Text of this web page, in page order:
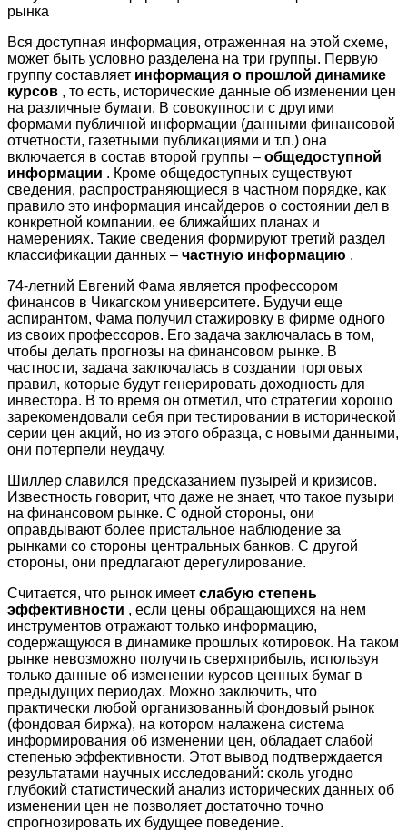
рынка
Вся доступная информация, отраженная на этой схеме,
может быть условно разделена на три группы. Первую
группу составляет информация о прошлой динамике
курсов , то есть, исторические данные об изменении цен
на различные бумаги. В совокупности с другими
формами публичной информации (данными финансовой
отчетности, газетными публикациями и т.п.) она
включается в состав второй группы – общедоступной
информации . Кроме общедоступных существуют
сведения, распространяющиеся в частном порядке, как
правило это информация инсайдеров о состоянии дел в
конкретной компании, ее ближайших планах и
намерениях. Такие сведения формируют третий раздел
классификации данных – частную информацию .
74-летний Евгений Фама является профессором
финансов в Чикагском университете. Будучи еще
аспирантом, Фама получил стажировку в фирме одного
из своих профессоров. Его задача заключалась в том,
чтобы делать прогнозы на финансовом рынке. В
частности, задача заключалась в создании торговых
правил, которые будут генерировать доходность для
инвестора. В то время он отметил, что стратегии хорошо
зарекомендовали себя при тестировании в исторической
серии цен акций, но из этого образца, с новыми данными,
они потерпели неудачу.
Шиллер славился предсказанием пузырей и кризисов.
Известность говорит, что даже не знает, что такое пузыри
на финансовом рынке. С одной стороны, они
оправдывают более пристальное наблюдение за
рынками со стороны центральных банков. С другой
стороны, они предлагают дерегулирование.
Считается, что рынок имеет слабую степень
эффективности , если цены обращающихся на нем
инструментов отражают только информацию,
содержащуюся в динамике прошлых котировок. На таком
рынке невозможно получить сверхприбыль, используя
только данные об изменении курсов ценных бумаг в
предыдущих периодах. Можно заключить, что
практически любой организованный фондовый рынок
(фондовая биржа), на котором налажена система
информирования об изменении цен, обладает слабой
степенью эффективности. Этот вывод подтверждается
результатами научных исследований: сколь угодно
глубокий статистический анализ исторических данных об
изменении цен не позволяет достаточно точно
спрогнозировать их будущее поведение.